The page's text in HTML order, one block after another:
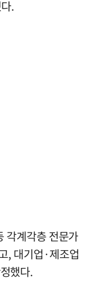
.
각계각층 전문가
, 대기업·제조업
했다.